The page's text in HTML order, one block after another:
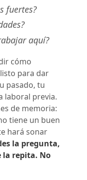
fuertes?
aquí?
cómo
para dar
pasado, tu
laboral previa.
de memoria:
tiene un buen
hará sonar
la pregunta,
la repita. No